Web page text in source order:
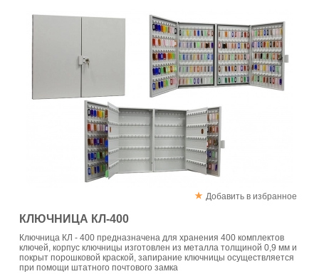
Добавить в избранное
КЛЮЧНИЦА КЛ-400
Ключница КЛ - 400 предназначена для хранения 400 комплектов
ключей, корпус ключницы изготовлен из металла толщиной 0,9 мм и
покрыт порошковой краской, запирание ключницы осуществляется
при помощи штатного почтового замка